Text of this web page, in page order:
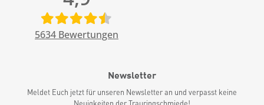
5634 Bewertungen
Newsletter
Meldet Euch jetzt für unseren Newsletter an und verpasst keine